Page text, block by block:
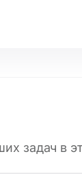
задач в